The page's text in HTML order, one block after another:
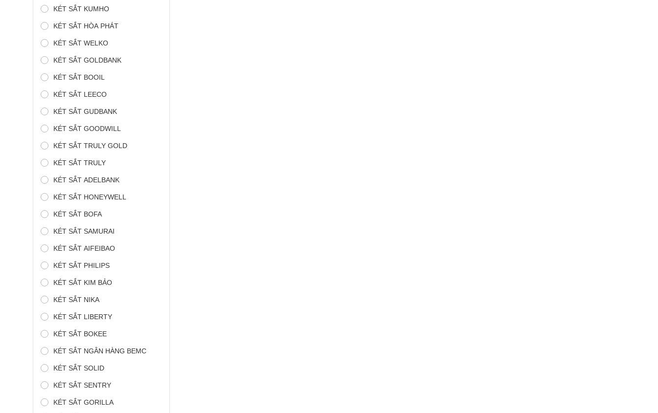
KÉT SẮT KUMHO
KÉT SẮT HÒA PHÁT
KÉT SẮT WELKO
KÉT SẮT GOLDBANK
KÉT SẮT BOOIL
KÉT SẮT LEECO
KÉT SẮT GUDBANK
KÉT SẮT GOODWILL
KÉT SẮT TRULY GOLD
KÉT SẮT TRULY
KÉT SẮT ADELBANK
KÉT SẮT HONEYWELL
KÉT SẮT BOFA
KÉT SẮT SAMURAI
KÉT SẮT AIFEIBAO
KÉT SẮT PHILIPS
KÉT SẮT KIM BẢO
KÉT SẮT NIKA
KÉT SẮT LIBERTY
KÉT SẮT BOKEE
KÉT SẮT NGÂN HÀNG BEMC
KÉT SẮT SOLID
KÉT SẮT SENTRY
KÉT SẮT GORILLA